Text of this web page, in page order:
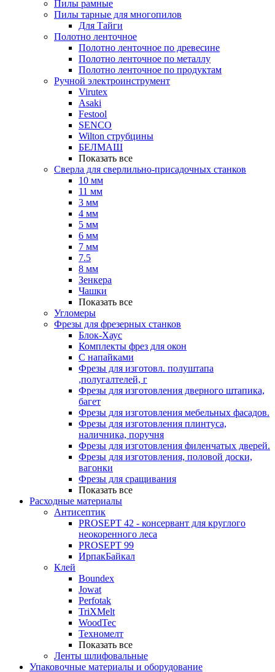
Пилы рамные
Пилы тарные для многопилов
Для Тайги
Полотно ленточное
Полотно ленточное по древесине
Полотно ленточное по металлу
Полотно ленточное по продуктам
Ручной электроинструмент
Virutex
Asaki
Festool
SENCO
Wilton струбцины
БЕЛМАШ
Показать все
Сверла для сверлильно-присадочных станков
10 мм
11 мм
3 мм
4 мм
5 мм
6 мм
7 мм
7.5
8 мм
Зенкера
Чашки
Показать все
Угломеры
Фрезы для фрезерных станков
Блок-Хаус
Комплекты фрез для окон
С напайками
Фрезы для изготовл. полуштапа
,полугалтелей, г
Фрезы для изготовления дверного штапика,
багет
Фрезы для изготовления мебельных фасадов.
Фрезы для изготовления плинтуса,
наличника, поручня
Фрезы для изготовления филенчатых дверей.
Фрезы для изготовления, половой доски,
вагонки
Фрезы для сращивания
Показать все
Расходные материалы
Антисептик
PROSEPT 42 - консервант для круглого
неокоренного леса
PROSEPT 99
ИрпакБайкал
Клей
Boundex
Jowat
Perfotak
TriXMelt
WoodTec
Техномелт
Показать все
Ленты шлифовальные
Упаковочные материалы и оборудование